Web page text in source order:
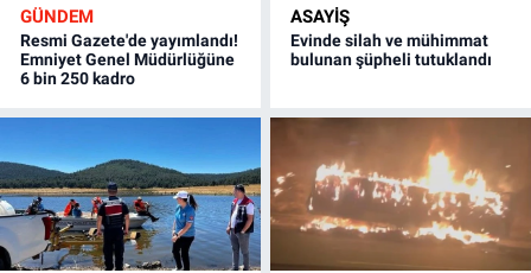
GÜNDEM
Resmi Gazete'de yayımlandı!
Emniyet Genel Müdürlüğüne
6 bin 250 kadro
ASAYİŞ
Evinde silah ve mühimmat
bulunan şüpheli tutuklandı